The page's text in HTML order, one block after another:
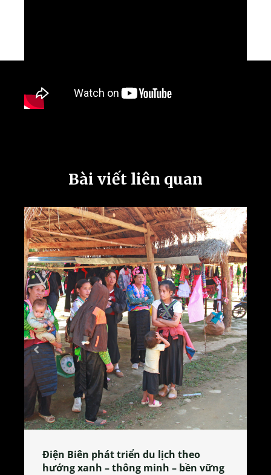
Bài viết liên quan
Làng làm bánh tẻ Phú Nhi – nơi lan
tỏa đặc sản xứ Đoài